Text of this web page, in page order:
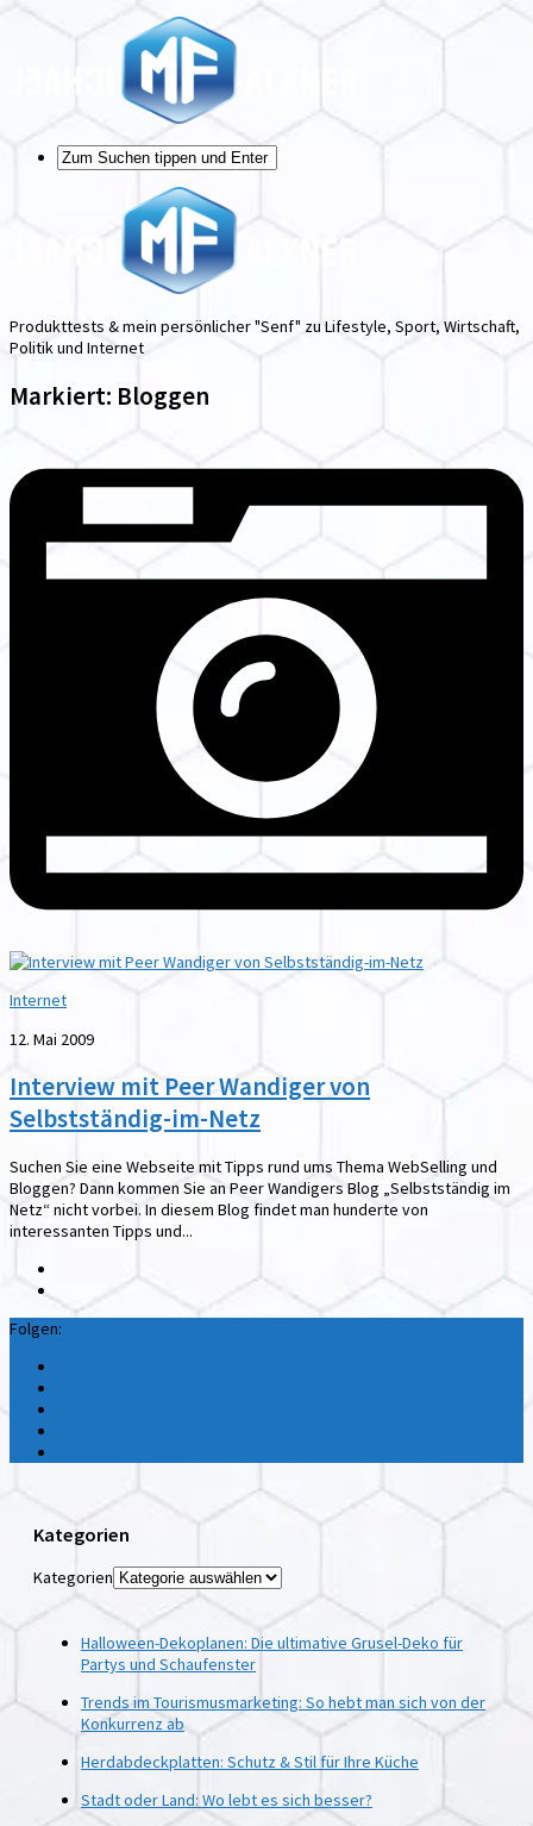
Produkttests & mein persönlicher "Senf" zu Lifestyle, Sport, Wirtschaft,
Politik und Internet
Markiert: Bloggen
Internet
12. Mai 2009
Interview mit Peer Wandiger von
Selbstständig-im-Netz
Suchen Sie eine Webseite mit Tipps rund ums Thema WebSelling und
Bloggen? Dann kommen Sie an Peer Wandigers Blog „Selbstständig im
Netz“ nicht vorbei. In diesem Blog findet man hunderte von
interessanten Tipps und...
Folgen:
Kategorien
Kategorien
Halloween-Dekoplanen: Die ultimative Grusel-Deko für
Partys und Schaufenster
Trends im Tourismusmarketing: So hebt man sich von der
Konkurrenz ab
Herdabdeckplatten: Schutz & Stil für Ihre Küche
Stadt oder Land: Wo lebt es sich besser?